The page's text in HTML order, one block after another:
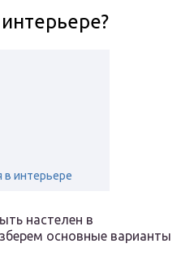
в интерьере
настелен в
основные варианты